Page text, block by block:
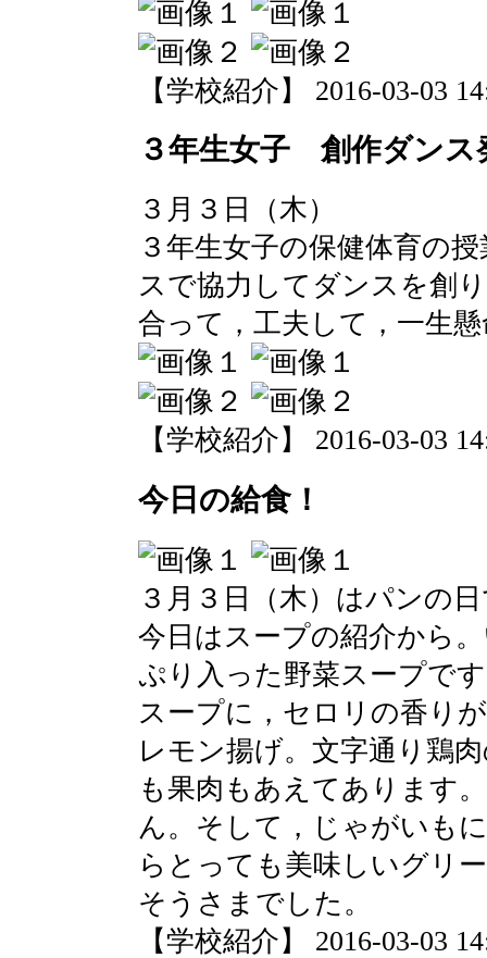
【学校紹介】 2016-03-03
３年生女子 創作ダン
３月３日（木）
３年生女子の保健体育の
スで協力してダンスを創
合って，工夫して，一生
【学校紹介】 2016-03-03
今日の給食！
３月３日（木）はパンの
今日はスープの紹介から
ぷり入った野菜スープで
スープに，セロリの香り
レモン揚げ。文字通り鶏
も果肉もあえてあります
ん。そして，じゃがいも
らとっても美味しいグリ
そうさまでした。
【学校紹介】 2016-03-03